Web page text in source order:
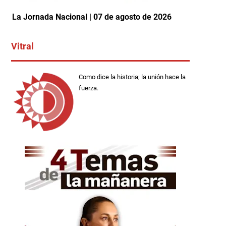
La Jornada Nacional | 07 de agosto de 2026
Vitral
Como dice la historia; la unión hace la
fuerza.